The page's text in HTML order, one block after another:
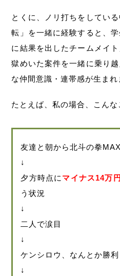
とくに、ノリ打ちをしてい
転」を一緒に経験すると、
に結果を出したチームメイ
獄めいた案件を一緒に乗り
な仲間意識・連帯感が生まれ
たとえば、私の場合、こんな
友達と朝から北斗の拳
↓
夕方時点に マイナス14万
う状況
↓
二人で涙目
↓
ケンシロウ、なんとか勝利
↓